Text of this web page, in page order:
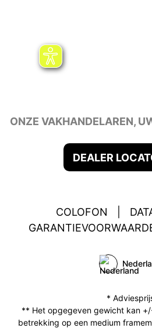
ONZE VAKHANDELAREN,
DEALER
COLOFON
*
** Het opgegeven gewicht kan
betrekking op een medium